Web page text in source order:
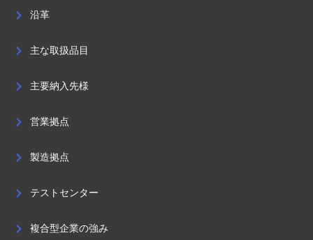
沿革
主な取扱品目
主要納入先様
営業拠点
製造拠点
テストセンター
複合型企業の強み